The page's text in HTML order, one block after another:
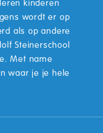
wordt er op
als op andere
Steinerschool
Met name
waar je je hele